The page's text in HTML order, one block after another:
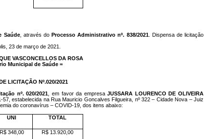
Saúde, através do Processo Administrativo nº. 838/2021. Dispensa de licitação
23 de março de 2021.
VASCONCELLOS DA ROSA
Municipal de Saúde =
LICITAÇÃO Nº.020/2021
nº. 020/2021 , em favor da empresaJUSSARA LOURENCO DE OLIVEIRA
57, estabelecida na Rua Mauricio Goncalves Filgueira, nº 322 – Cidade Nova – Juiz
do coronavírus – COVID-19, dos itens abaixo:
UNI TOTAL
R$ 348,00 R$ 13.920,00